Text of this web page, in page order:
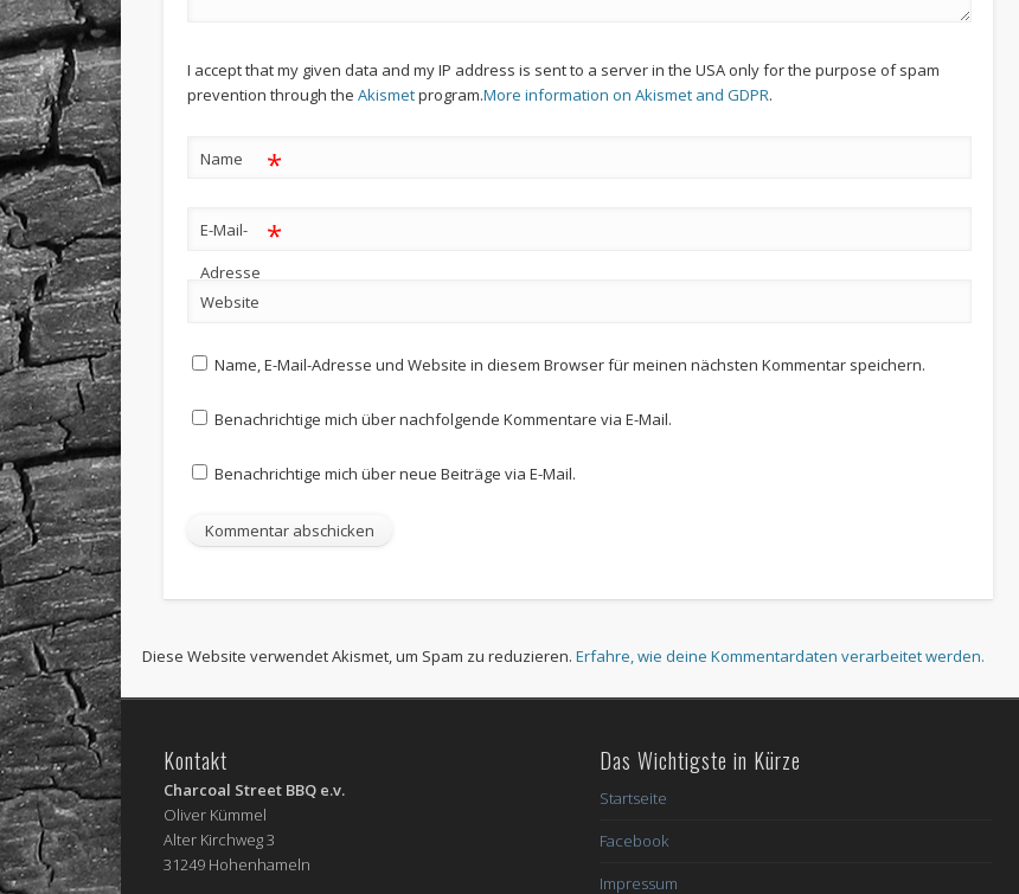
I accept that my given data and my IP address is sent to a server in the USA only for the purpose of spam
prevention through theAkismetprogram.More information on Akismet and GDPR.
Name *
E-Mail-
Adresse
*
Website
Name, E-Mail-Adresse und Website in diesem Browser für meinen nächsten Kommentar speichern.
Benachrichtige mich über nachfolgende Kommentare via E-Mail.
Benachrichtige mich über neue Beiträge via E-Mail.
Diese Website verwendet Akismet, um Spam zu reduzieren.Erfahre, wie deine Kommentardaten verarbeitet werden.
Kontakt
Charcoal Street BBQ e.v.
Oliver Kümmel
Alter Kirchweg 3
31249 Hohenhameln
Das Wichtigste in Kürze
Startseite
Facebook
Impressum